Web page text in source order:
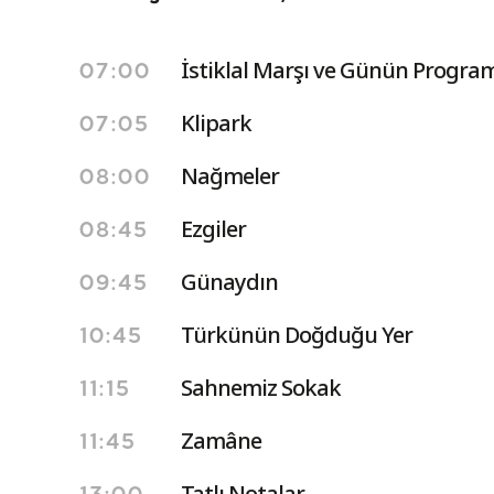
07:00 İstiklal Marşı ve Günün Program
07:05 Klipark
08:00 Nağmeler
08:45 Ezgiler
09:45 Günaydın
10:45 Türkünün Doğduğu Yer
11:15 Sahnemiz Sokak
11:45 Zamâne